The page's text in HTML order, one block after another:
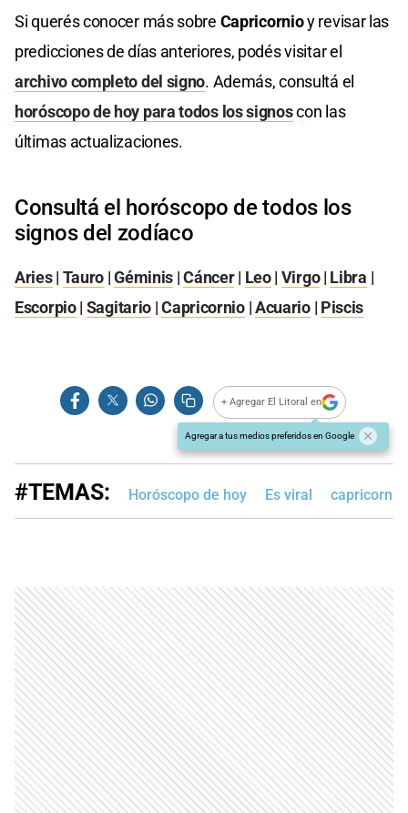
Si querés conocer más sobre Capricornioy revisar las
predicciones de días anteriores, podés visitar el
archivo completo del signo. Además, consultá el
horóscopo de hoy para todos los signoscon las
últimas actualizaciones.
Consultá el horóscopo de todos los
signos del zodíaco
Aries| Tauro |Géminis |Cáncer| Leo| Virgo| Libra |
Escorpio| Sagitario |Capricornio|Acuario| Piscis
+ Agregar El Litoral en
Agregar a tus medios preferidos en Google
#TEMAS: Horóscopo de hoy Es viral capricornio